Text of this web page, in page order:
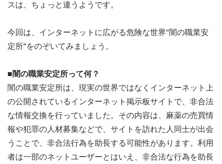
スは、ちょっと違うようです。
今回は、インターネットに広がる危険な世界"闇の職業安
定所"をのぞいてみましょう。
■闇の職業安定所って何？
闇の職業安定所は、現実の世界ではなくインターネット上
の公開されているインターネット掲示板サイトで、非合法
な情報交換を行っていました。その内容は、麻薬の売買情
報や犯罪の人材募集などで、サイトを訪れた人同士が出会
うことで、非合法行為を助長する可能性があります。利用
者は一部のネットユーザーとはいえ、非合法な行為を助長